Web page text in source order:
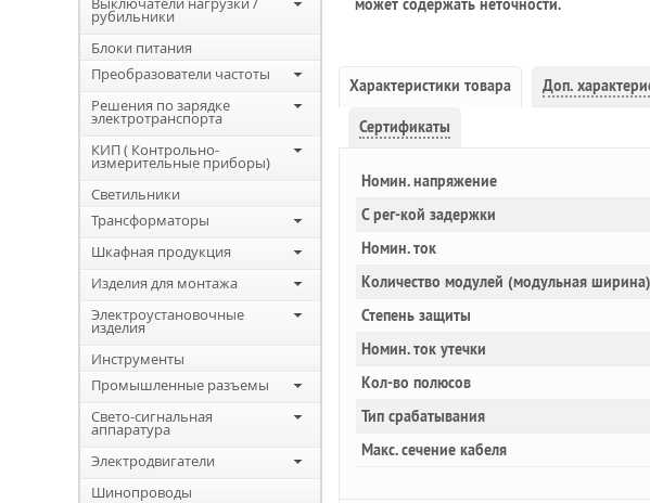
рубильники
Блоки питания
Преобразователи частоты
Решения по зарядке
электротранспорта
КИП ( Контрольно-
измерительные приборы)
Светильники
Трансформаторы
Шкафная продукция
Изделия для монтажа
Электроустановочные
изделия
Инструменты
Промышленные разъемы
Свето-сигнальная
аппаратура
Электродвигатели
Шинопроводы
может содержать неточности.
Характеристики товара Доп.
Сертификаты
Номин. напряжение
С рег-кой задержки
Номин. ток
Количество модулей (модульная ширина)
Степень защиты
Номин. ток утечки
Кол-во полюсов
Тип срабатывания
Макс. сечение кабеля